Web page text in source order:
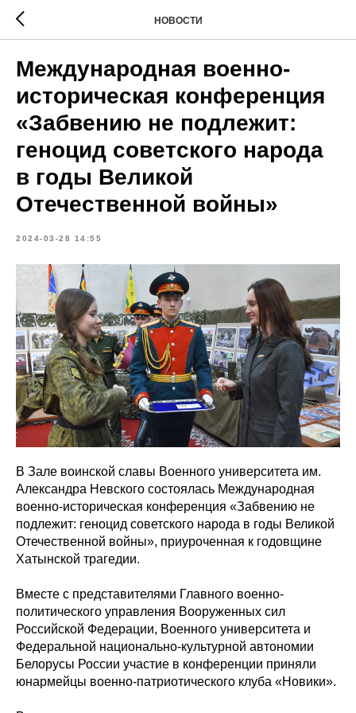
НОВОСТИ
Международная военно-
историческая конференция
«Забвению не подлежит:
геноцид советского народа
в годы Великой
Отечественной войны»
2024-03-28 14:55
В Зале воинской славы Военного университета им.
Александра Невского состоялась Международная
военно-историческая конференция «Забвению не
подлежит: геноцид советского народа в годы Великой
Отечественной войны», приуроченная к годовщине
Хатынской трагедии.
Вместе с представителями Главного военно-
политического управления Вооруженных сил
Российской Федерации, Военного университета и
Федеральной национально-культурной автономии
Белорусы России участие в конференции приняли
юнармейцы военно-патриотического клуба «Новики».